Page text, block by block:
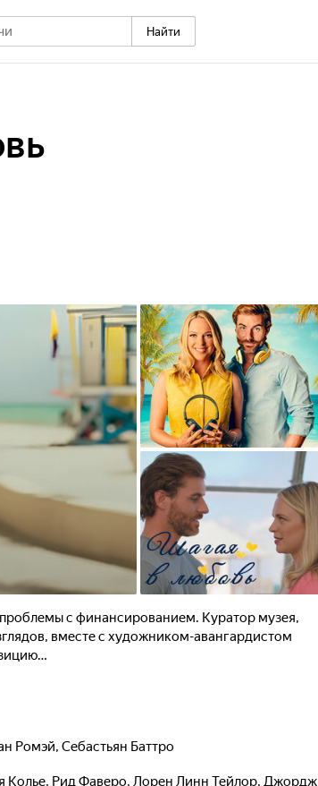
Найти
с финансированием. Куратор музея,
вместе с художником-авангардистом
Ромэй, Себастьян Баттро
Колье, Рид Фаверо, Лорен Линн Тейлор, Джордж